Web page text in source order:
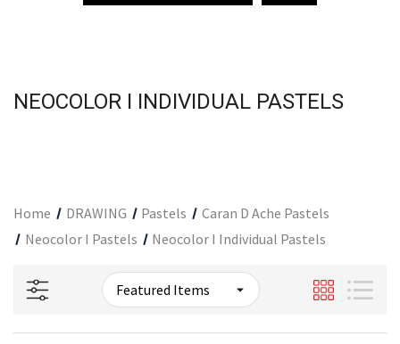
NEOCOLOR I INDIVIDUAL PASTELS
Home DRAWING Pastels
Caran D Ache Pastels
Neocolor I Pastels
Neocolor I Individual Pastels